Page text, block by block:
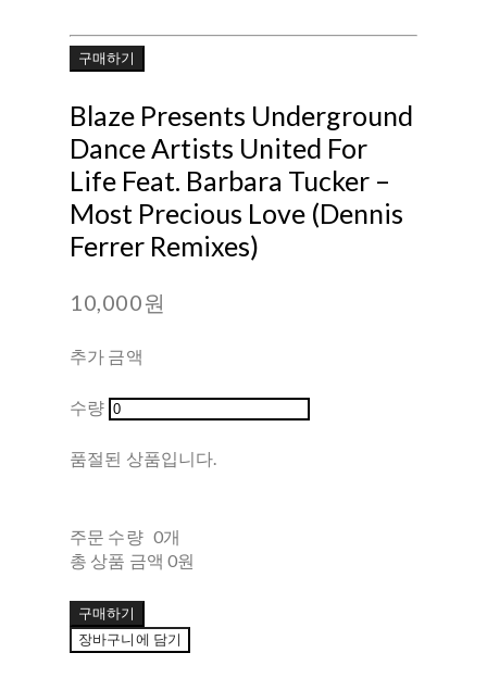
구매하기
Blaze Presents Underground
Dance Artists United For
Life Feat. Barbara Tucker –
Most Precious Love (Dennis
Ferrer Remixes)
10,000원
추가 금액
수량
품절된 상품입니다.
주문 수량 0개
총 상품 금액 0원
구매하기
장바구니에 담기